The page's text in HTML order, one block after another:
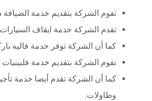
تقوم الشركة بتقديم خدمة الضيافة
تقدم الشركة خدمة ايقاف
كما أن الشركة توفر خدمة فاليه
تقوم الشركة بتقديم خدمة فلبينيات
كما أن الشركة تقدم أيضا خدمة
وطاولات.